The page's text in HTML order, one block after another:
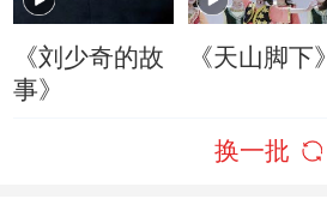
《刘少奇的故
事》
《天山脚下》
换一批